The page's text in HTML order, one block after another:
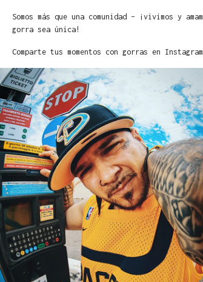
Somos más que una comunidad – ¡vivimos y
gorra sea única!
Comparte tus momentos con gorras en